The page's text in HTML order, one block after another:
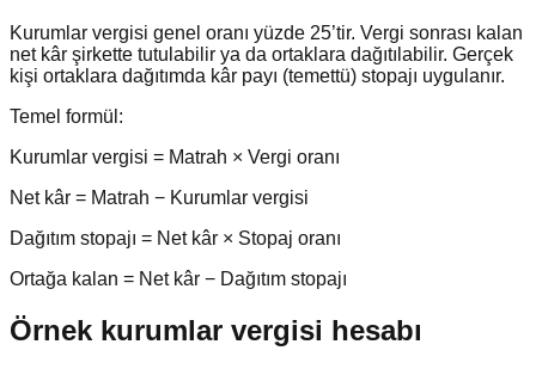
Kurumlar vergisi genel oranı yüzde 25’tir. Vergi sonrası kalan
net kâr şirkette tutulabilir ya da ortaklara dağıtılabilir. Gerçek
kişi ortaklara dağıtımda kâr payı (temettü) stopajı uygulanır.
Temel formül:
Kurumlar vergisi = Matrah × Vergi oranı
Net kâr = Matrah − Kurumlar vergisi
Dağıtım stopajı = Net kâr × Stopaj oranı
Ortağa kalan = Net kâr − Dağıtım stopajı
Örnek kurumlar vergisi hesabı